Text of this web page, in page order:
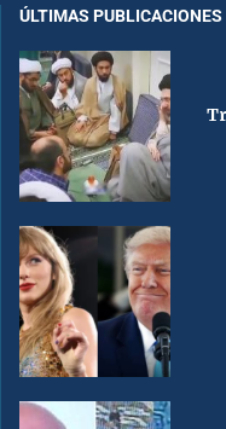
ÚLTIMAS PUBLICACIONES